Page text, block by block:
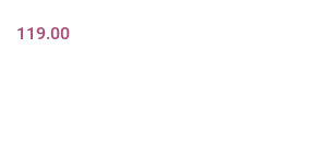
119.00